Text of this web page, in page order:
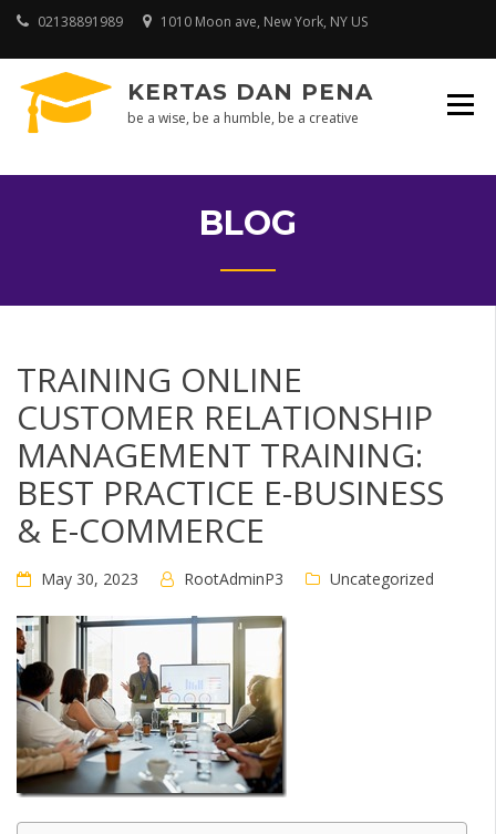
Skip
content
02138891989 1010 Moon ave, New York, NY US
KERTAS DAN PENA
be a wise, be a humble, be a creative
BLOG
TRAINING ONLINE
CUSTOMER RELATIONSHIP
MANAGEMENT TRAINING:
BEST PRACTICE E-BUSINESS
& E-COMMERCE
May 30, 2023 RootAdminP3 Uncategorized